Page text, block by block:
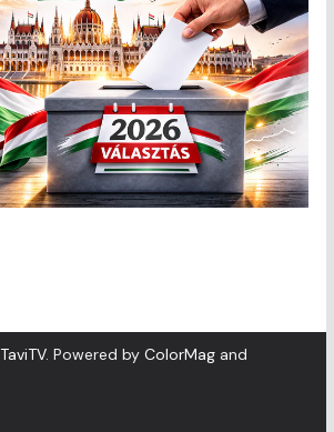
TaviTV. Powered by ColorMagand